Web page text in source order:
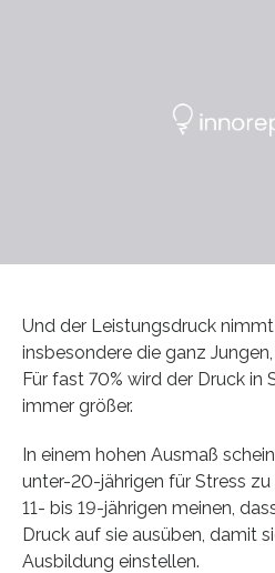
Und der Leistungsdruck
insbesondere die ganz
Für fast 70% wird der Druck in
immer größer.
In einem hohen Ausmaß
unter-20-jährigen für Stress zu
11- bis 19-jährigen meinen,
Druck auf sie ausüben, damit
Ausbildung einstellen.